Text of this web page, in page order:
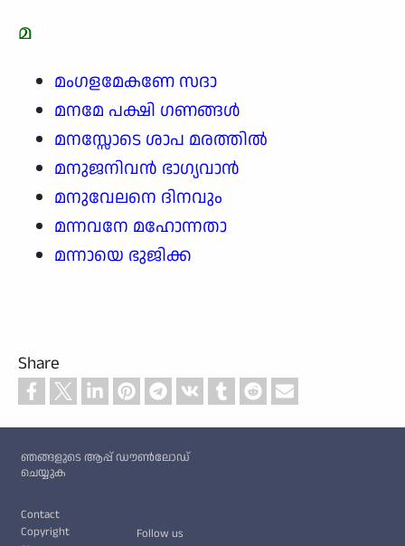
മ
മംഗളമേകണേ സദാ
മനമേ പക്ഷി ഗണങ്ങൾ
മനസ്സോടെ ശാപ മരത്തിൽ
മനുജനിവൻ ഭാഗ്യവാൻ
മനുവേലനെ ദിനവും
മന്നവനേ മഹോന്നതാ
മന്നായെ ഭുജിക്ക
Share
ഞങ്ങളുടെ ആപ്പ് ഡൗൺലോഡ്
ചെയ്യുക
Contact
Copyright
Follow us